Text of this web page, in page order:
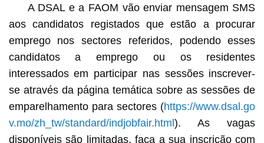
A DSAL e a FAOM vão enviar mensagem SMS
aos candidatos registados que estão a procurar
emprego nos sectores referidos, podendo esses
candidatos a emprego ou os residentes
interessados em participar nas sessões inscrever-
se através da página temática sobre as sessões de
emparelhamento para sectores (https://www.dsal.go
v.mo/zh_tw/standard/indjobfair.html). As vagas
disponíveis são limitadas, faça a sua inscrição com